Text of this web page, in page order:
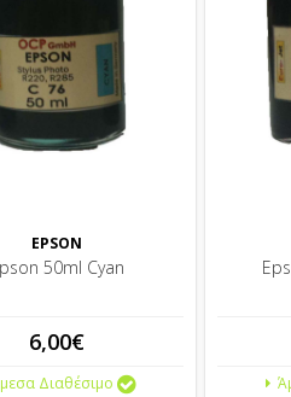
EPSON
50ml Cyan
6,00€
Διαθέσιμο